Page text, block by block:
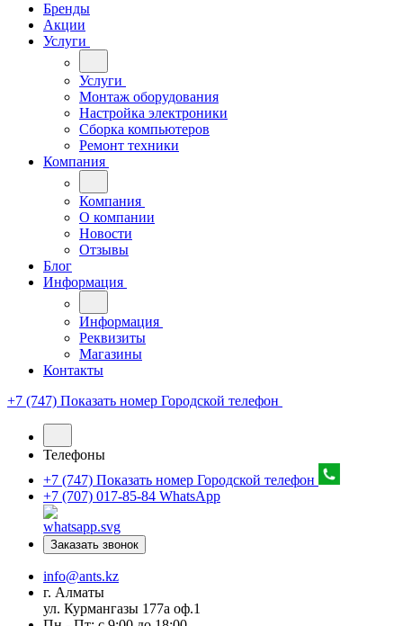
Бренды
Акции
Услуги
Услуги
Монтаж оборудования
Настройка электроники
Сборка компьютеров
Ремонт техники
Компания
Компания
О компании
Новости
Отзывы
Блог
Информация
Информация
Реквизиты
Магазины
Контакты
+7 (747) Показать номер Городской телефон
Телефоны
+7 (747) Показать номер Городской телефон
+7 (707) 017-85-84 WhatsApp
Заказать звонок
info@ants.kz
г. Алматы
ул. Курмангазы 177а оф.1